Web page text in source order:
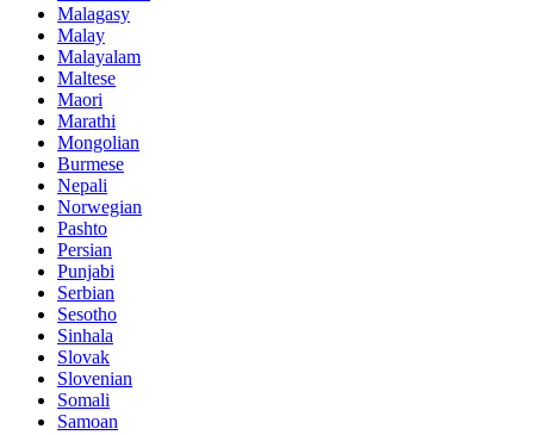
Malagasy
Malay
Malayalam
Maltese
Maori
Marathi
Mongolian
Burmese
Nepali
Norwegian
Pashto
Persian
Punjabi
Serbian
Sesotho
Sinhala
Slovak
Slovenian
Somali
Samoan